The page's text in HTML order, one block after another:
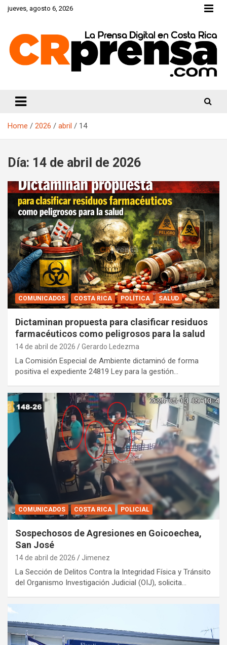
Skipjueves, agosto 6, 2026
Home 2026 abril 14
Día: 14 de abril de 2026
COMUNICADOS COSTA RICA POLÍTICA SALUD
Dictaminan propuesta para clasificar residuos
farmacéuticos como peligrosos para la salud
14 de abril de 2026 Gerardo Ledezma
La Comisión Especial de Ambiente dictaminó de forma
positiva el expediente 24819 Ley para la gestión…
COMUNICADOS COSTA RICA POLICIAL
Sospechosos de Agresiones en Goicoechea,
San José
14 de abril de 2026 Jimenez
La Sección de Delitos Contra la Integridad Física y Tránsito
del Organismo Investigación Judicial (OIJ), solicita…